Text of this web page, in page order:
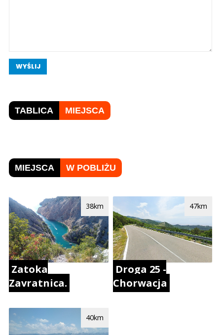
WYŚLIJ
TABLICA MIEJSCA
MIEJSCA W POBLIŻU
Zatoka
Zavratnica.
38km
40km
Droga 25 -
Chorwacja
47km